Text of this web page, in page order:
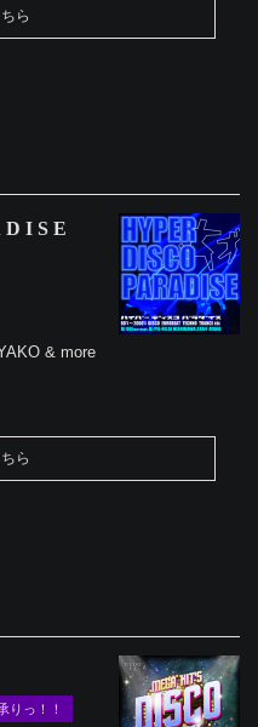
ら
& more
ら
りっ！！